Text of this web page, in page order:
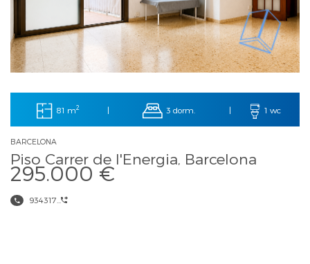
81 m2 | 3 dorm. | 1 wc
BARCELONA
Piso Carrer de l'Energia, Barcelona
295.000 €
934317...